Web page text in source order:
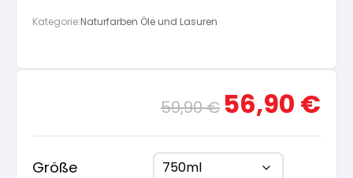
Kategorie:Naturfarben Öle und Lasuren
59,90€
Ursprünglicher
Preis
war:
59,90 €
56,90 €
ist:
Größe